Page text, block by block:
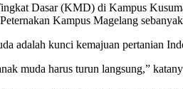
Dasar (KMD) di Kampus
Kampus Magelang
adalah kunci kemajuan pertanian
muda harus turun langsung,”